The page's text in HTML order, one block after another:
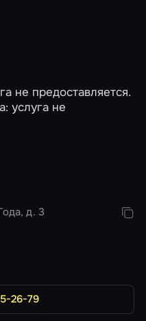
не предоставляется.
услуга не
д. 3
26-79